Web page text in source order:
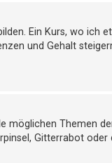
Ein Kurs, wo ich
und Gehalt
möglichen Themen
Gitterrabot oder